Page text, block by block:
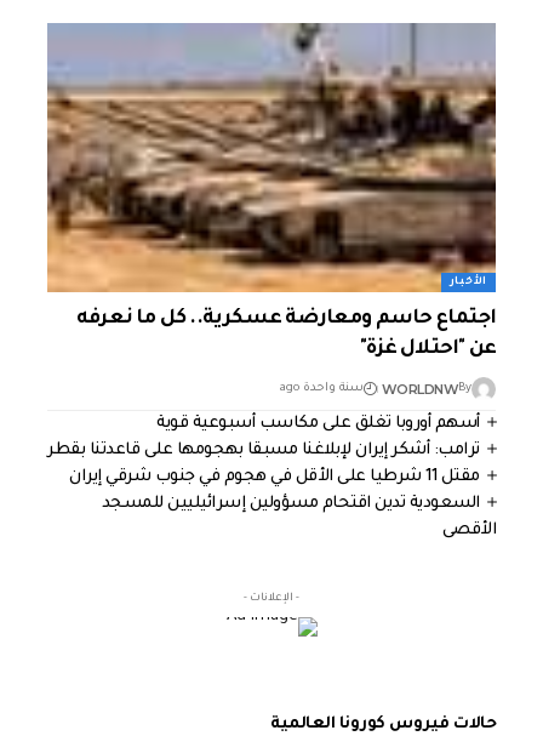
الأخبار
اجتماع حاسم ومعارضة عسكرية.. كل ما نعرفه
عن "احتلال غزة"
By
WORLDNW سنة واحدة ago
أسهم أوروبا تغلق على مكاسب أسبوعية قوية
ترامب: أشكر إيران لإبلاغنا مسبقا بهجومها على قاعدتنا بقطر
مقتل 11 شرطيا على الأقل في هجوم في جنوب شرقي إيران
السعودية تدين اقتحام مسؤولين إسرائيليين للمسجد
الأقصى
- الإعلانات -
حالات فيروس كورونا العالمية